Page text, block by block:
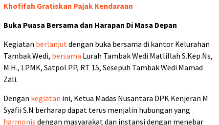
Khofifah Gratiskan Pajak Kendaraan
Buka Puasa Bersama dan Harapan Di Masa Depan
Kegiatan berlanjutdengan buka bersama di kantor Kelurahan
Tambak Wedi, bersama Lurah Tambak Wedi Matlillah S.Kep.Ns,
M.H., LPMK, Satpol PP, RT 15, Sesepuh Tambak Wedi Mamad
Zali.
Dengan kegiatan ini, Ketua Madas Nusantara DPK Kenjeran M
Syafii S.N berharap dapat terus menjalin hubungan yang
harmonis dengan masyarakat dan instansi dengan menebar